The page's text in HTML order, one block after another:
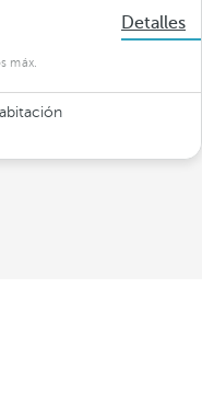
Detalles
máx.